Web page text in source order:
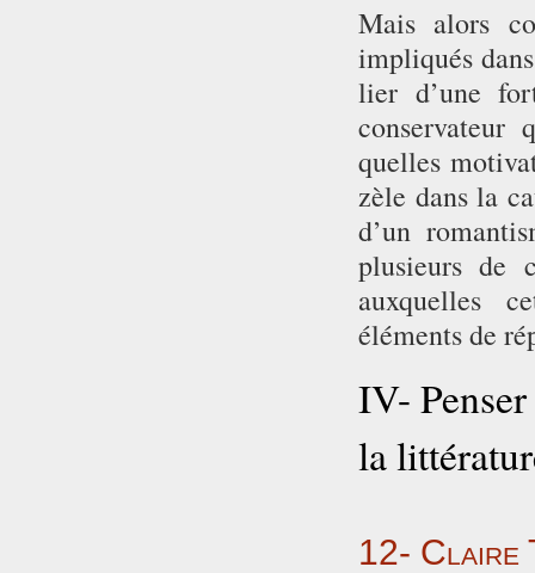
Mais alors
impliqués
lier d’une
quelles
zèle dans la
d’un
plusieurs de
auxquelles
éléments de
IV-
la
12- Claire